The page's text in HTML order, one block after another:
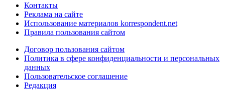
Контакты
Реклама на сайте
Использование материалов korrespondent.net
Правила пользования сайтом
Договор пользования сайтом
Политика в сфере конфиденциальности и персональных
данных
Пользовательское соглашение
Редакция